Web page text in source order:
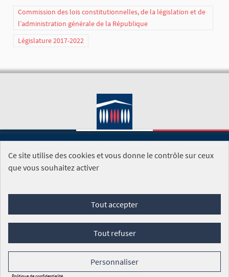
Commission des lois constitutionnelles, de la législation et de
l’administration générale de la République
Législature 2017-2022
SITE DE L'ASSEMBLÉE NATIONALE
Foire aux questions
Conditions générales d'utilisation (CGU)
Mentions légales
Cookies
Panneau de gestion des cookies
Ce site utilise des cookies et vous donne le contrôle sur ceux
que vous souhaitez activer
Tout accepter
Tout refuser
Personnaliser
Politique de confidentialité